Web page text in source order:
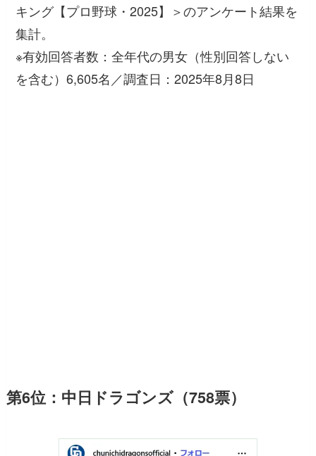
キング【プロ野球・2025】＞のアンケート結果を
集計。
※有効回答者数：全年代の男女（性別回答しない
を含む）6,605名／調査日：2025年8月8日
第6位：中日ドラゴンズ（758票）